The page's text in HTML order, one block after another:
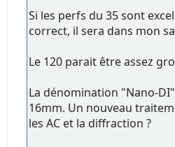
Si les perfs du 35 sont
correct, il sera dans mon
Le 120 parait être assez
La dénomination "Nano-
16mm. Un nouveau
les AC et la diffraction ?